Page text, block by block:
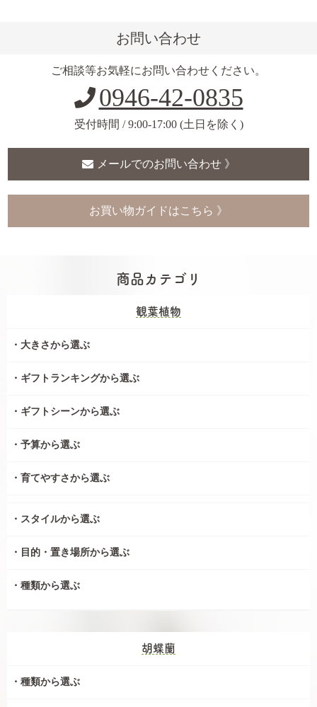
お問い合わせ
ご相談等お気軽にお問い合わせください。
0946-42-0835
受付時間 / 9:00-17:00 (土日を除く)
メールでのお問い合わせ 》
お買い物ガイドはこちら 》
商品カテゴリ
観葉植物
大きさから選ぶ
ギフトランキングから選ぶ
ギフトシーンから選ぶ
予算から選ぶ
育てやすさから選ぶ
スタイルから選ぶ
目的・置き場所から選ぶ
種類から選ぶ
胡蝶蘭
種類から選ぶ